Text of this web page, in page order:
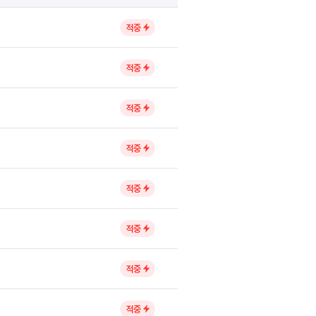
적중
적중
적중
적중
적중
적중
적중
적중